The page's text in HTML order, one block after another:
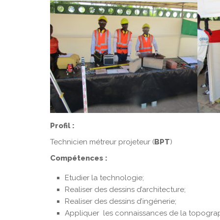
Profil :
Technicien métreur projeteur (BPT)
Compétences :
Etudier la technologie;
Realiser des dessins d’architecture;
Realiser des dessins d’ingénerie;
Appliquer les connaissances de la